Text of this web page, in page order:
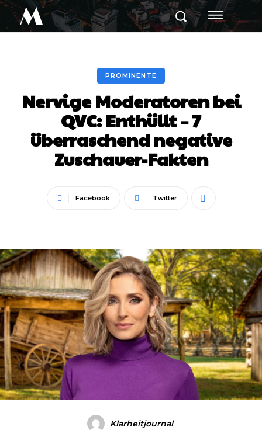
M
PROMINENTE
Nervige Moderatoren bei
QVC: Enthüllt – 7
überraschend negative
Zuschauer-Fakten
Facebook Twitter
Klarheitjournal